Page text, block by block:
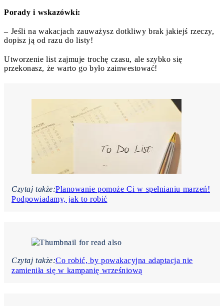
Porady i wskazówki:
– Jeśli na wakacjach zauważysz dotkliwy brak jakiejś rzeczy,
dopisz ją od razu do listy!
Utworzenie list zajmuje trochę czasu, ale szybko się
przekonasz, że warto go było zainwestować!
Czytaj także:Planowanie pomoże Ci w spełnianiu marzeń!
Podpowiadamy, jak to robić
Czytaj także:Co robić, by powakacyjna adaptacja nie
zamieniła się w kampanię wrześniową